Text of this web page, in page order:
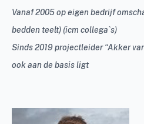
Vanaf 2005 op eigen bedrijf
bedden teelt) (icm collega`s)
Sinds 2019 projectleider “Akker
ook aan de basis ligt